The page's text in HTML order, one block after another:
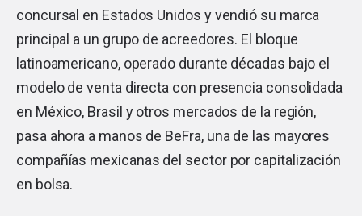
concursal en Estados Unidos y vendió su marca
principal a un grupo de acreedores. El bloque
latinoamericano, operado durante décadas bajo el
modelo de venta directa con presencia consolidada
en México, Brasil y otros mercados de la región,
pasa ahora a manos de BeFra, una de las mayores
compañías mexicanas del sector por capitalización
en bolsa.